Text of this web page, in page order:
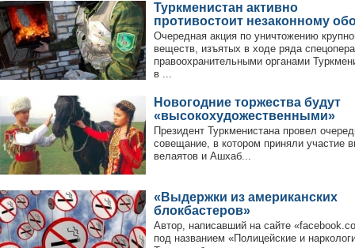
Туркменистан активно
противостоит незаконному
Очередная акция по уничтожению
веществ, изъятых в ходе ряда
правоохранительными органами
в ...
Новогодние торжества будут
«высокохудожественными»
Президент Туркменистана провел
совещание, в котором приняли участие
велаятов и Ашхаб...
«Выдержки из американских
блокбастеров»
Автор, написавший на сайте
под названием «Полицейские и